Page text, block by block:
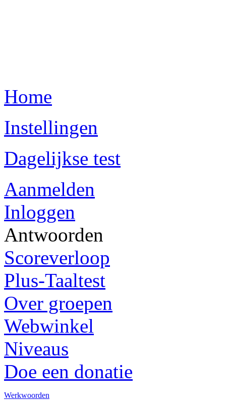
Home
Instellingen
Dagelijkse test
Aanmelden
Inloggen
Antwoorden
Scoreverloop
Plus-Taaltest
Over groepen
Webwinkel
Niveaus
Doe een donatie
Werkwoorden